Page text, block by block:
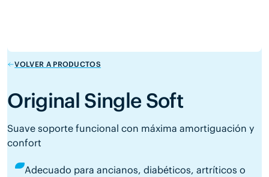
VOLVER A PRODUCTOS
Original Single Soft
Suave soporte funcional con máxima amortiguación y
confort
Adecuado para ancianos, diabéticos, artríticos o